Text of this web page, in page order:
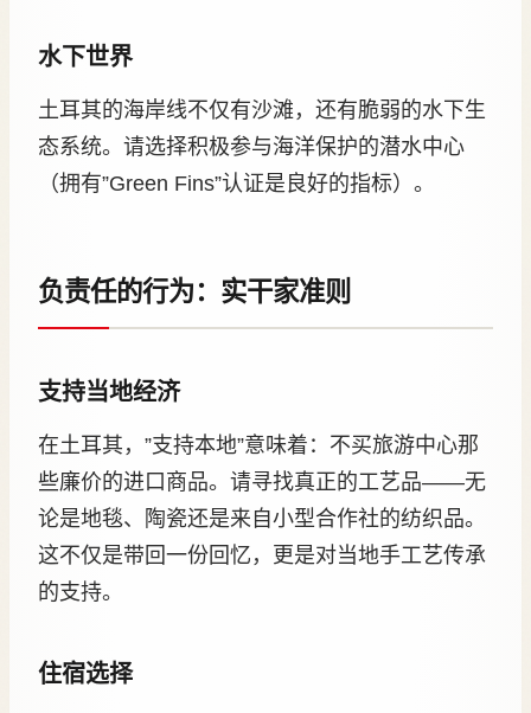
水下世界
土耳其的海岸线不仅有沙滩，还有脆弱的水下生
态系统。请选择积极参与海洋保护的潜水中心
（拥有”Green Fins”认证是良好的指标）。
负责任的行为：实干家准则
支持当地经济
在土耳其，”支持本地”意味着：不买旅游中心那
些廉价的进口商品。请寻找真正的工艺品——无
论是地毯、陶瓷还是来自小型合作社的纺织品。
这不仅是带回一份回忆，更是对当地手工艺传承
的支持。
住宿选择